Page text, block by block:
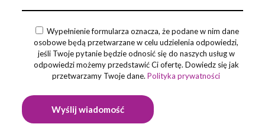
Wypełnienie formularza oznacza, że podane w nim dane
osobowe będą przetwarzane w celu udzielenia odpowiedzi,
jeśli Twoje pytanie będzie odnosić się do naszych usług w
odpowiedzi możemy przedstawić Ci ofertę. Dowiedz się jak
przetwarzamy Twoje dane.Polityka prywatności